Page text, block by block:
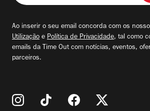
seu
Ao inserir o seu email concorda com os
Utilização e Política de Privacidade, tal como
emails da Time Out com notícias, eventos,
parceiros.